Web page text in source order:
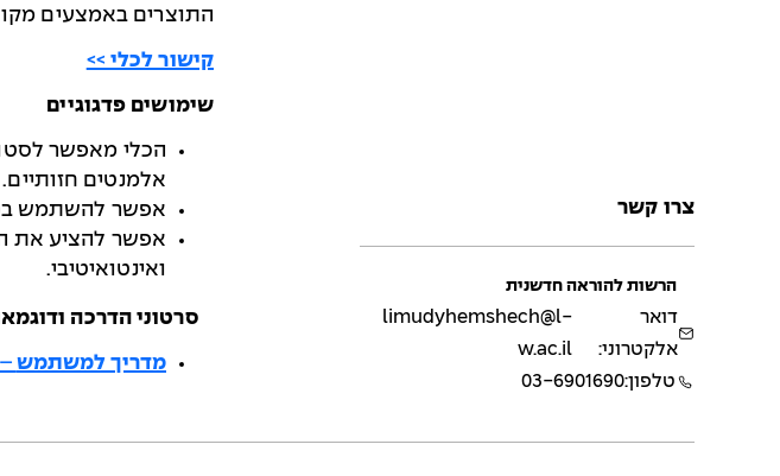
צרו קשר
הרשות להוראה חדשנית
דואר
אלקטרוני:
limudyhemshech@l-
w.ac.il
טלפון:03-6901690
התוצרים באמצעים
קישור לכלי >>
שימושים פדגוגיים
הכלי מאפשר
אלמנטים חזותיים.
אפשר להשתמש
אפשר להציע את
ואינטואיטיבי.
סרטוני הדרכה
מדריך למשתמש – Toony Tool